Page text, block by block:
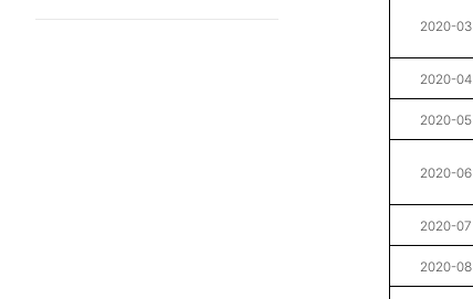
2020-03
2020-04
2020-05
2020-06
2020-07
2020-08